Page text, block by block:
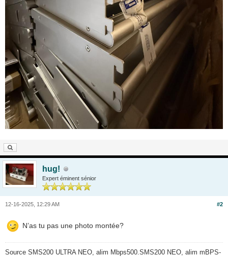
hug!
Expert éminent sénior
#2
12-16-2025, 12:29 AM
N’as tu pas une photo montée?
Source SMS200 ULTRA NEO, alim Mbps500.SMS200 NEO, alim mBPS-